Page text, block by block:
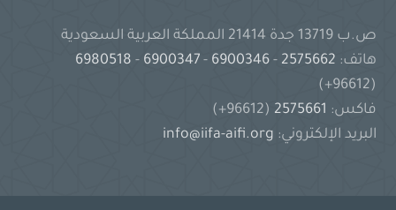
ص.ب 13719 جدة 21414 المملكة العربية السعودية
هاتف:
-
6900346
-
6900347
-
(96612+)
فاكس:
(96612+)
البريد الإلكتروني: info@iifa-aifi.org